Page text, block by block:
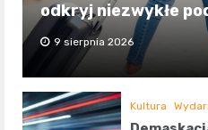
odkryj niezwykłe
9 sierpnia 2026
Kultura